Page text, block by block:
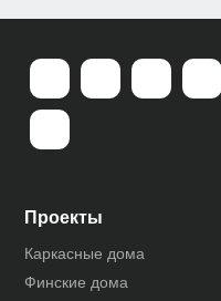
Проекты
Каркасные дома
Финские дома